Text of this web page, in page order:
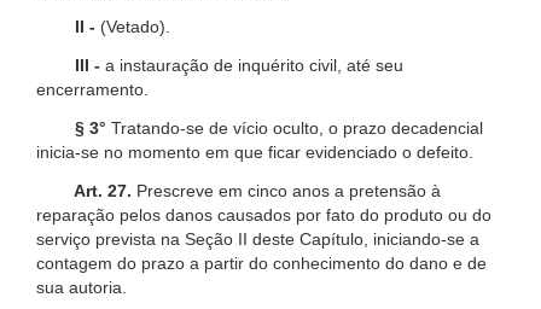
II - (Vetado).
III - a instauração de inquérito civil, até seu
encerramento.
§ 3° Tratando-se de vício oculto, o prazo decadencial
inicia-se no momento em que ficar evidenciado o defeito.
Art. 27. Prescreve em cinco anos a pretensão à
reparação pelos danos causados por fato do produto ou do
serviço prevista na Seção II deste Capítulo, iniciando-se a
contagem do prazo a partir do conhecimento do dano e de
sua autoria.